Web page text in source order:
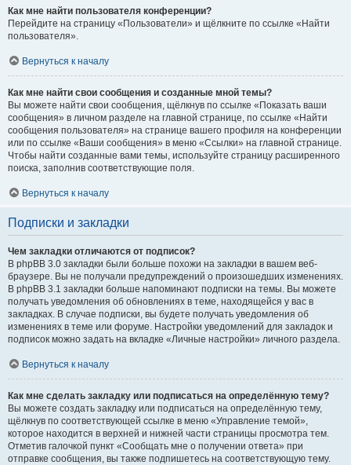
Как мне найти пользователя конференции?
Перейдите на страницу «Пользователи» и щёлкните по ссылке «Найти
пользователя».
Вернуться к началу
Как мне найти свои сообщения и созданные мной темы?
Вы можете найти свои сообщения, щёлкнув по ссылке «Показать ваши
сообщения» в личном разделе на главной странице, по ссылке «Найти
сообщения пользователя» на странице вашего профиля на конференции
или по ссылке «Ваши сообщения» в меню «Ссылки» на главной странице.
Чтобы найти созданные вами темы, используйте страницу расширенного
поиска, заполнив соответствующие поля.
Вернуться к началу
Подписки и закладки
Чем закладки отличаются от подписок?
В phpBB 3.0 закладки были больше похожи на закладки в вашем веб-
браузере. Вы не получали предупреждений о произошедших изменениях.
В phpBB 3.1 закладки больше напоминают подписки на темы. Вы можете
получать уведомления об обновлениях в теме, находящейся у вас в
закладках. В случае подписки, вы будете получать уведомления об
изменениях в теме или форуме. Настройки уведомлений для закладок и
подписок можно задать на вкладке «Личные настройки» личного раздела.
Вернуться к началу
Как мне сделать закладку или подписаться на определённую тему?
Вы можете создать закладку или подписаться на определённую тему,
щёлкнув по соответствующей ссылке в меню «Управление темой»,
которое находится в верхней и нижней части страницы просмотра тем.
Отметив галочкой пункт «Сообщать мне о получении ответа» при
отправке сообщения, вы также подпишетесь на соответствующую тему.